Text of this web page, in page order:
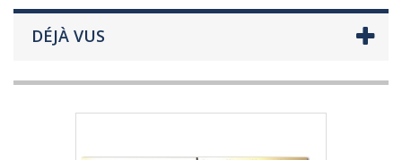
DÉJÀ VUS